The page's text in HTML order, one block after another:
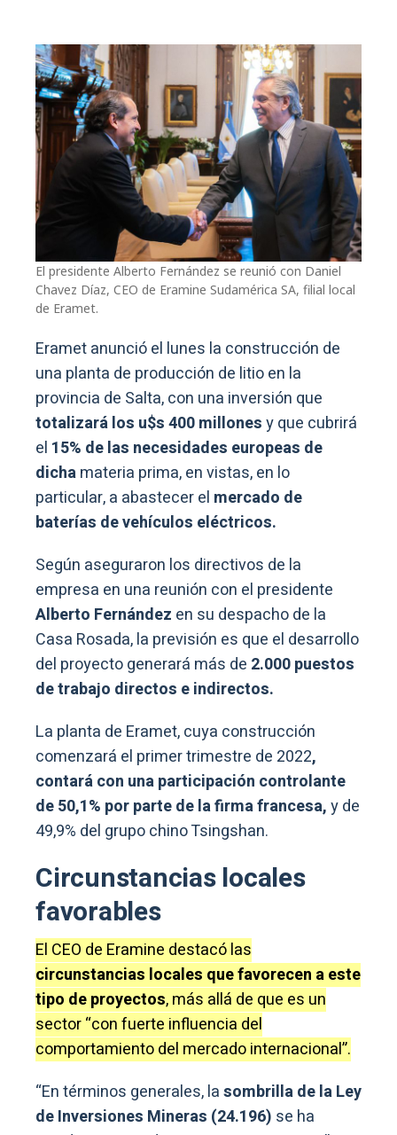
El presidente Alberto Fernández se reunió con Daniel
Chavez Díaz, CEO de Eramine Sudamérica SA, filial local
de Eramet.
Eramet anunció el lunes la construcción de
una planta de producción de litio en la
provincia de Salta, con una inversión que
totalizará los u$s 400 millonesy que cubrirá
el 15% de las necesidades europeas de
dichamateria prima, en vistas, en lo
particular, a abastecer el mercado de
baterías de vehículos eléctricos.
Según aseguraron los directivos de la
empresa en una reunión con el presidente
Alberto Fernández en su despacho de la
Casa Rosada, la previsión es que el desarrollo
del proyecto generará más de 2.000 puestos
de trabajo directos e indirectos.
La planta de Eramet, cuya construcción
comenzará el primer trimestre de 2022,
contará con una participación controlante
de 50,1% por parte de la firma francesa,y de
49,9% del grupo chino Tsingshan.
Circunstancias locales
favorables
El CEO de Eramine destacó las
circunstancias locales que favorecen a este
tipo de proyectos, más allá de que es un
sector “con fuerte influencia del
comportamiento del mercado internacional”.
“En términos generales, lasombrilla de la Ley
de Inversiones Mineras (24.196) se ha